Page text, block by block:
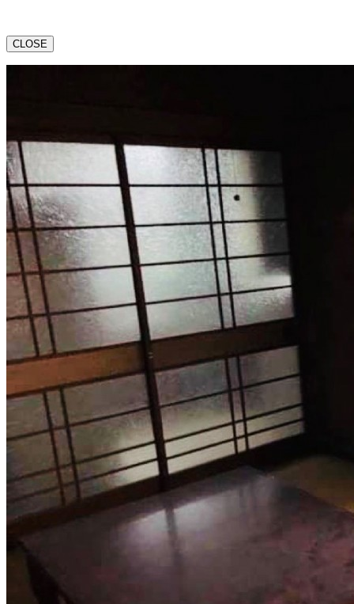
CLOSE